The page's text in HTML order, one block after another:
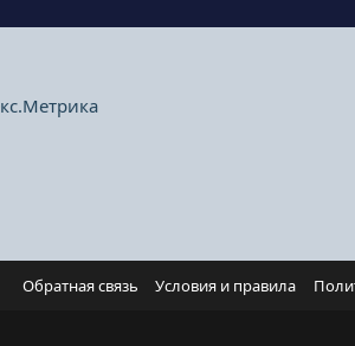
Обратная связь Условия и правила